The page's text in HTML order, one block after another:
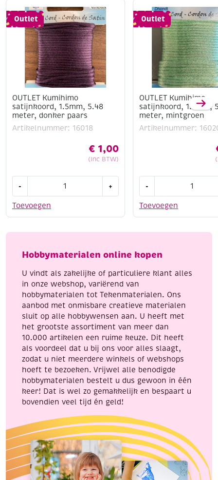
Outlet
OUTLET Kumihimo
satijnkoord, 1.5mm, 5.48
meter, donker paars
Artikelnummer: 16018
€ 1,00
(Inc BTW)
Toevoegen
-
satijnkoord,
meter,
paars
+
Outlet
OUTLET Kumihimo
satijnkoord, 1.5mm,
meter, mintgroen
Artikelnummer:
Toevoegen
-
satijnkoord,
meter,
aantal
Hobbymaterialen online kopen
U vindt als zakelijke of particuliere klant alles
in onze webshop, variërend van
hobbymaterialen tot Tekenmaterialen. Ons
aanbod met onmisbare creatieve materialen
sluit op alle hobbywensen aan. U heeft met
het grootste assortiment van meer dan
10.000 artikelen een ruime keuze. Dit heeft
als voordeel dat u bij ons voor alles slaagt,
zodat u niet meerdere winkels of webshops
hoeft te bezoeken. Vrijwel alle benodigde
hobbymaterialen bestelt u dus gewoon in één
keer! Dat is wel zo gemakkelijk en bespaart u
bovendien veel tijd én geld!